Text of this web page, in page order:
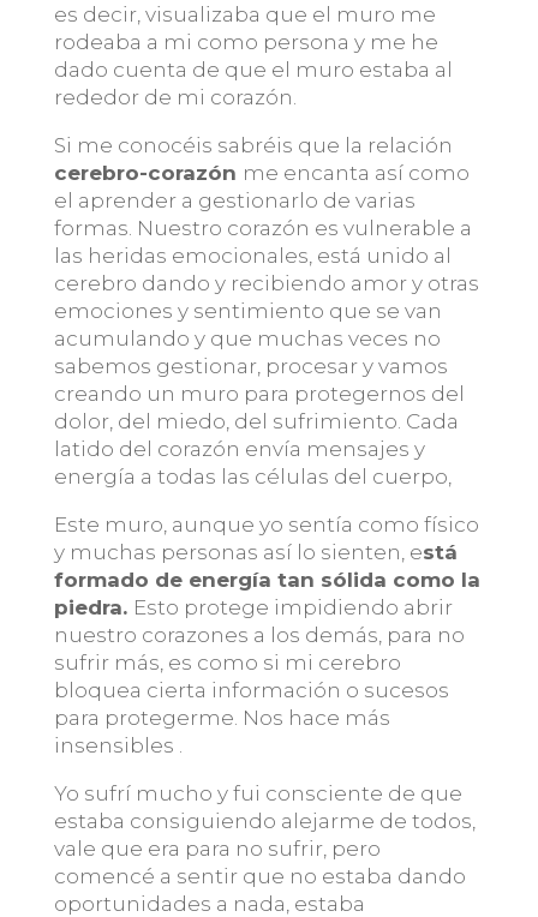
es decir, visualizaba que el muro me
rodeaba a mi como persona y me he
dado cuenta de que el muro estaba al
rededor de mi corazón.
Si me conocéis sabréis que la relación
cerebro-corazón me encanta así como
el aprender a gestionarlo de varias
formas. Nuestro corazón es vulnerable a
las heridas emocionales, está unido al
cerebro dando y recibiendo amor y otras
emociones y sentimiento que se van
acumulando y que muchas veces no
sabemos gestionar, procesar y vamos
creando un muro para protegernos del
dolor, del miedo, del sufrimiento. Cada
latido del corazón envía mensajes y
energía a todas las células del cuerpo,
Este muro, aunque yo sentía como físico
y muchas personas así lo sienten, está
formado de energía tan sólida como la
piedra. Esto protege impidiendo abrir
nuestro corazones a los demás, para no
sufrir más, es como si mi cerebro
bloquea cierta información o sucesos
para protegerme. Nos hace más
insensibles .
Yo sufrí mucho y fui consciente de que
estaba consiguiendo alejarme de todos,
vale que era para no sufrir, pero
comencé a sentir que no estaba dando
oportunidades a nada, estaba